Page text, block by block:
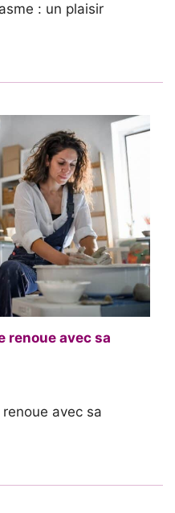
: un plaisir
renoue avec sa
avec sa